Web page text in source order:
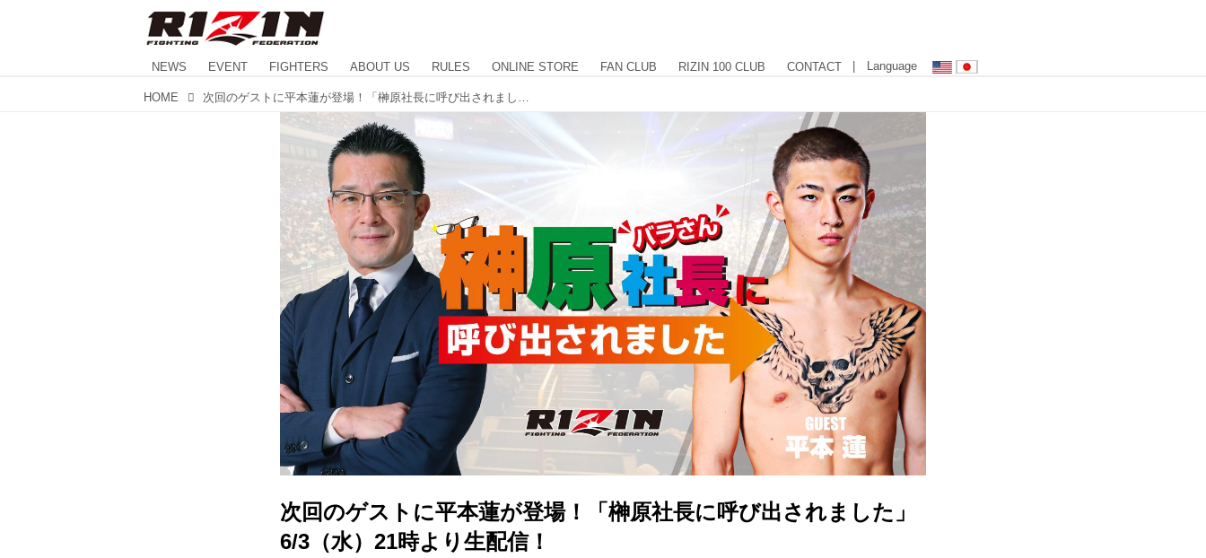
NEWS EVENT FIGHTERS ABOUT US RULES ONLINE STORE FAN CLUB RIZIN 100 CLUB CONTACT | Language
HOME
次回のゲストに平本蓮が登場！「榊原社長に呼び出されました」
6/3（水）21時より生配信！